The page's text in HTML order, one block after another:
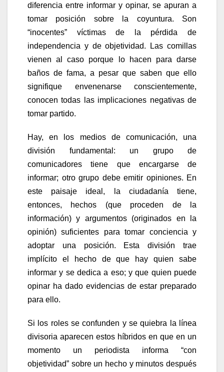
diferencia entre informar y opinar, se apuran a
tomar posición sobre la coyuntura. Son
“inocentes” víctimas de la pérdida de
independencia y de objetividad. Las comillas
vienen al caso porque lo hacen para darse
baños de fama, a pesar que saben que ello
signifique envenenarse conscientemente,
conocen todas las implicaciones negativas de
tomar partido.
Hay, en los medios de comunicación, una
división fundamental: un grupo de
comunicadores tiene que encargarse de
informar; otro grupo debe emitir opiniones. En
este paisaje ideal, la ciudadanía tiene,
entonces, hechos (que proceden de la
información) y argumentos (originados en la
opinión) suficientes para tomar conciencia y
adoptar una posición. Esta división trae
implícito el hecho de que hay quien sabe
informar y se dedica a eso; y que quien puede
opinar ha dado evidencias de estar preparado
para ello.
Si los roles se confunden y se quiebra la línea
divisoria aparecen estos híbridos en que en un
momento un periodista informa “con
objetividad” sobre un hecho y minutos después